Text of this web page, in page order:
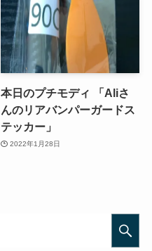
本日のプチモディ 「Aliさ
んのリアバンパーガードス
テッカー」
2022年1月28日